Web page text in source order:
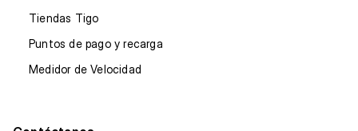
Tiendas Tigo
Puntos de pago y recarga
Medidor de Velocidad